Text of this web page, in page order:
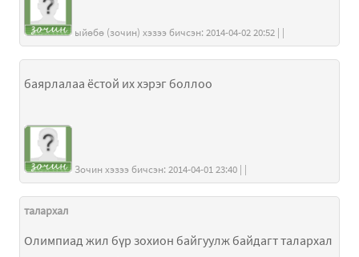
ыйөбө (зочин) хэзээ бичсэн: 2014-04-02 20:52 | |
баярлалаа ёстой их хэрэг боллоо
Зочин хэзээ бичсэн: 2014-04-01 23:40 | |
талархал
Олимпиад жил бүр зохион байгуулж байдагт талархал